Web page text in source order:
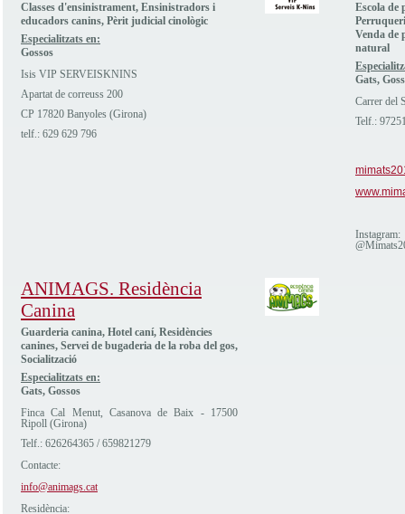
Classes d'ensinistrament, Ensinistradors i
educadors canins, Pèrit judicial cinològic
Especialitzats en:
Gossos
Isis VIP SERVEISKNINS
Apartat de correuss 200
CP 17820 Banyoles (Girona)
telf.: 629 629 796
Escola de
Venda de
natural
Gats,
Carrer del
Telf.:
Instagram:
ANIMAGS. Residència
Canina
Guarderia canina, Hotel caní, Residències
canines, Servei de bugaderia de la roba del gos,
Socialització
Especialitzats en:
Gats, Gossos
Finca Cal Menut, Casanova de Baix - 17500
Ripoll (Girona)
Telf.: 626264365 / 659821279
Contacte:
info@animags.cat
Residència: